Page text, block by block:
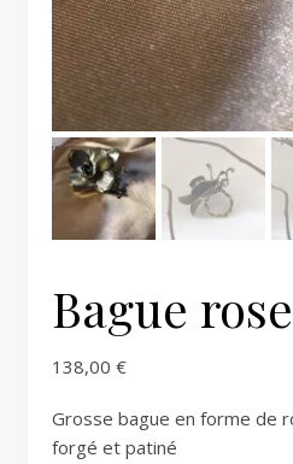
Bague rose
138,00 €
Grosse bague en forme de
forgé et patiné